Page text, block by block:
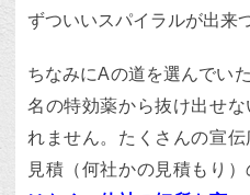
ずついいスパイラルが出来
ちなみにAの道を選んでい
名の特効薬から抜け出せ
れません。たくさんの宣
見積（何社かの見積もり）